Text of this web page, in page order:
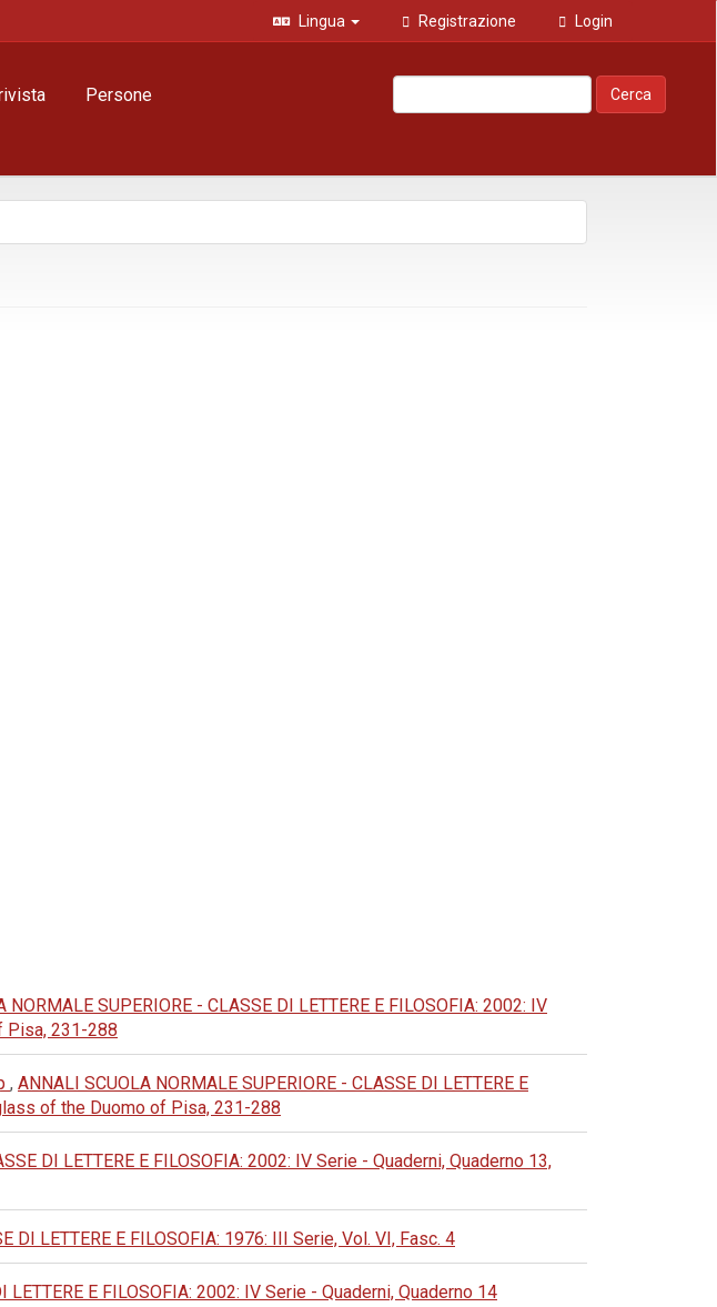
Lingua Registrazione Login
Persone Cerca
NORMALE SUPERIORE - CLASSE DI LETTERE E FILOSOFIA: 2002: IV
Pisa, 231-288
, ANNALI SCUOLA NORMALE SUPERIORE - CLASSE DI LETTERE E
of the Duomo of Pisa, 231-288
DI LETTERE E FILOSOFIA: 2002: IV Serie - Quaderni, Quaderno 13,
DI LETTERE E FILOSOFIA: 1976: III Serie, Vol. VI, Fasc. 4
E FILOSOFIA: 2002: IV Serie - Quaderni, Quaderno 14